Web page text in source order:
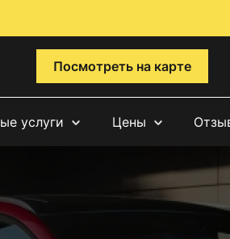
Посмотреть на карте
услуги Цены